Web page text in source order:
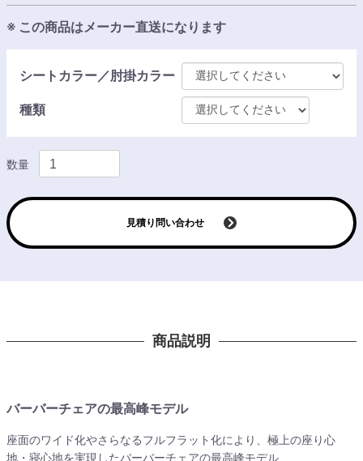
※ この商品はメーカー直送になります
シートカラー／肘掛カラー
種類
数量
見積り問い合わせ
商品説明
バーバーチェアの最高峰モデル
座面のワイド化やさらなるフルフラット化により、極上の座り心
地・寝心地を実現したバーバーチェアの最高峰モデル